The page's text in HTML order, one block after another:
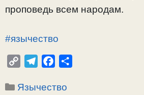
проповедь всем народам.
#язычество
p
l
c
Рубрики
Язычество